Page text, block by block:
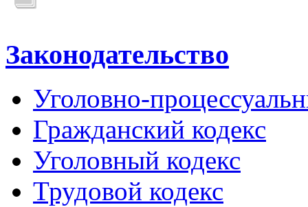
Законодательство
Уголовно-
Гражданский кодекс
Уголовный кодекс
Трудовой кодекс